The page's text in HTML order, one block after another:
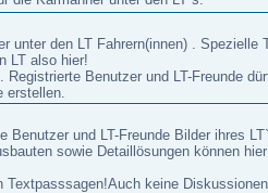
unter den LT Fahrern(innen) . Spezielle
LT also hier!
Registrierte Benutzer und LT-Freunde
erstellen.
Benutzer und LT-Freunde Bilder ihres
sowie Detaillösungen können
Textpasssagen!Auch keine